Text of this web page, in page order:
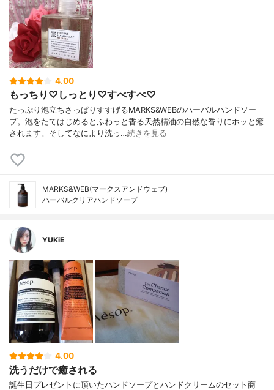
4.00
もっちり♡しっとり♡すべすべ♡
たっぷり泡立ちさっぱりすすげるMARKS&WEBのハーバルハンドソー
プ。泡をたてはじめるとふわっと香る天然精油の自然な香りにホッと癒
されます。そしてなにより洗っ…続きを見る
MARKS&WEB(マークスアンドウェブ)
ハーバルクリアハンドソープ
YUKiE
4.00
洗うだけで癒される
誕生日プレゼントに頂いたハンドソープとハンドクリームのセット商